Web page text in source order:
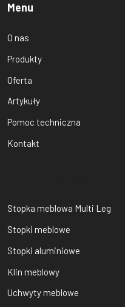
Menu
O nas
Produkty
Oferta
Artykuły
Pomoc techniczna
Kontakt
Stopka meblowa Multi Leg
Stopki meblowe
Stopki aluminiowe
Klin meblowy
Uchwyty meblowe